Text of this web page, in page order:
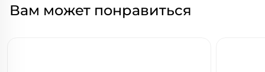
Вам может понравиться